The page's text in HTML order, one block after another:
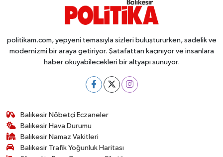
politikam.com, yepyeni temasıyla sizleri buluştururken, sadelik ve
modernizmi bir araya getiriyor. Şatafattan kaçınıyor ve insanlara
haber okuyabilecekleri bir altyapı sunuyor.
Balıkesir Nöbetçi Eczaneler
Balıkesir Hava Durumu
Balıkesir Namaz Vakitleri
Balıkesir Trafik Yoğunluk Haritası
TÜRKİYE